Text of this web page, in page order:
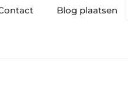
Blog plaatsen